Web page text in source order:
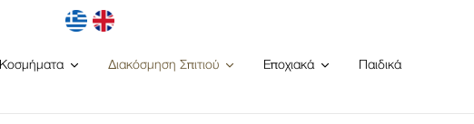
Κοσμήματα Διακόσμηση Σπιτιού Εποχιακά Παιδικά